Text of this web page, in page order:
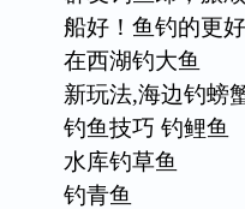
船好！鱼钓的更好
在西湖钓大鱼
新玩法,海边钓螃
钓鱼技巧 钓鲤鱼
水库钓草鱼
钓青鱼